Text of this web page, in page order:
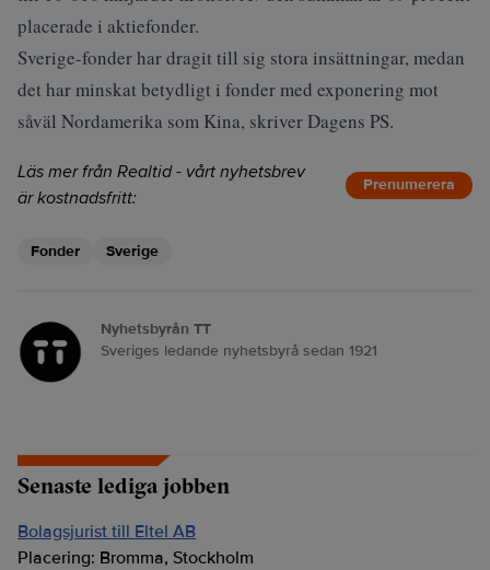
placerade i aktiefonder.
Sverige-fonder har dragit till sig stora insättningar, medan
det har minskat betydligt i fonder med exponering mot
såväl Nordamerika som Kina, skriverDagens PS.
Läs mer från Realtid - vårt nyhetsbrev
är kostnadsfritt:
Prenumerera
Fonder Sverige
Nyhetsbyrån TT
Sveriges ledande nyhetsbyrå sedan 1921
Senaste lediga jobben
Bolagsjurist till Eltel AB
Placering: Bromma, Stockholm